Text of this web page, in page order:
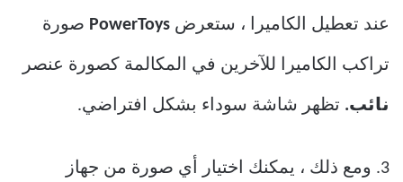
عند تعطيل الكاميرا ، ستعرض PowerToys صورة
تراكب الكاميرا للآخرين في المكالمة كصورة عنصر
نائب. تظهر شاشة سوداء بشكل افتراضي.
3. ومع ذلك ، يمكنك اختيار أي صورة من جهاز